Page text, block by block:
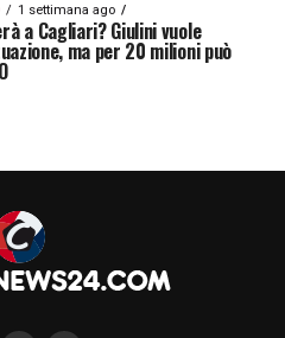
1 settimana ago
a Cagliari? Giulini vuole
ma per 20 milioni può